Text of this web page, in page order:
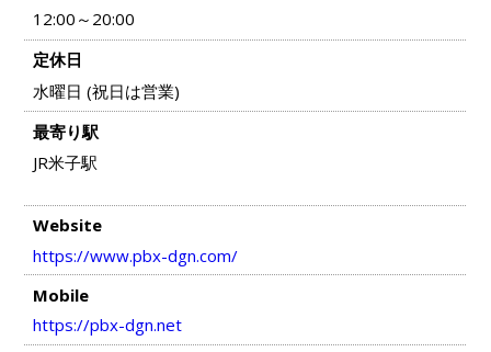
12:00～20:00
定休日
水曜日 (祝日は営業)
最寄り駅
JR米子駅
Website
https://www.pbx-dgn.com/
Mobile
https://pbx-dgn.net